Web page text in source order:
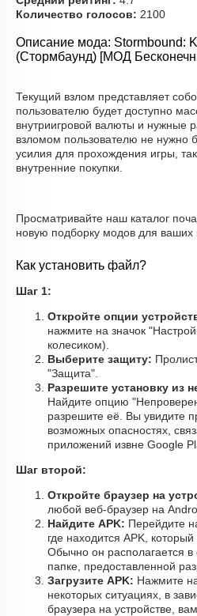
Количество голосов: 2100
Описание мода: Stormbound:
(Стормбаунд) [МОД
Текущий взлом представляет
пользователю будет доступно
внутриигровой валюты и нужные
взломом пользователю не нужно
усилия для прохождения игры,
внутренние покупки.
Просматривайте наш каталог
новую подборку модов для ваших
Как установить файл?
Шаг 1:
Откройте опции
нажмите на значок
колесиком).
Выберите защиту:
"Защита".
Разрешите установку из
Найдите опцию
разрешите её. Вы увидите
возможных опасностях,
приложений извне Google
Шаг второй:
Откройте браузер на
любой веб-браузер на
Найдите APK: Перейдите
где находится APK, который
Обычно он располагается в
папке, предоставленной
Загрузите APK: Нажмите
некоторых ситуациях, в
браузера на устройстве,